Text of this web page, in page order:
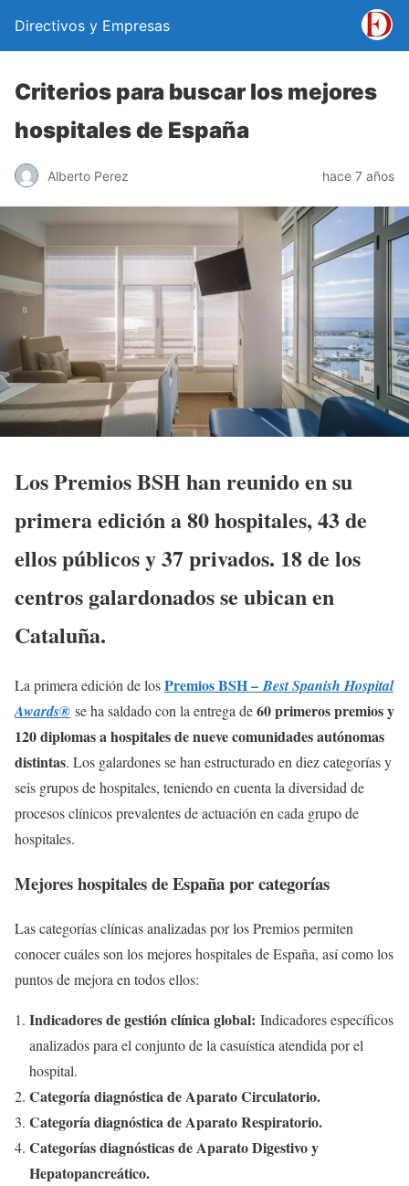
Directivos y Empresas
Criterios para buscar los mejores
hospitales de España
Alberto Perez hace 7 años
Los Premios BSH han reunido en su
primera edición a 80 hospitales, 43 de
ellos públicos y 37 privados. 18 de los
centros galardonados se ubican en
Cataluña.
La primera edición de losPremios BSH –Best Spanish Hospital
Awards® se ha saldado con la entrega de60 primeros premios y
120 diplomas a hospitales de nueve comunidades autónomas
distintas. Los galardones se han estructurado en diez categorías y
seis grupos de hospitales, teniendo en cuenta la diversidad de
procesos clínicos prevalentes de actuación en cada grupo de
hospitales.
Mejores hospitales de España por categorías
Las categorías clínicas analizadas por los Premios permiten
conocer cuáles son los mejores hospitales de España, así como los
puntos de mejora en todos ellos:
Indicadores de gestión clínica global: Indicadores específicos
analizados para el conjunto de la casuística atendida por el
hospital.
Categoría diagnóstica de Aparato Circulatorio.
Categoría diagnóstica de Aparato Respiratorio.
Categorías diagnósticas de Aparato Digestivo y
Hepatopancreático.